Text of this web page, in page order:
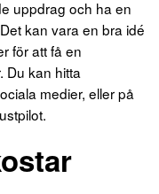
uppdrag och ha en
kan vara en bra idé
för att få en
Du kan hitta
medier, eller på